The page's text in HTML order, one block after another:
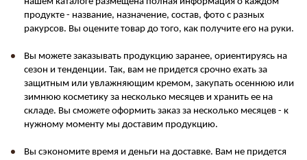
продукте - название, назначение, состав, фото с разных
ракурсов. Вы оцените товар до того, как получите его на руки.
Вы можете заказывать продукцию заранее, ориентируясь на
сезон и тенденции. Так, вам не придется срочно ехать за
защитным или увлажняющим кремом, закупать осеннюю или
зимнюю косметику за несколько месяцев и хранить ее на
складе. Вы сможете оформить заказ за несколько месяцев - к
нужному моменту мы доставим продукцию.
Вы сэкономите время и деньги на доставке. Вам не придется